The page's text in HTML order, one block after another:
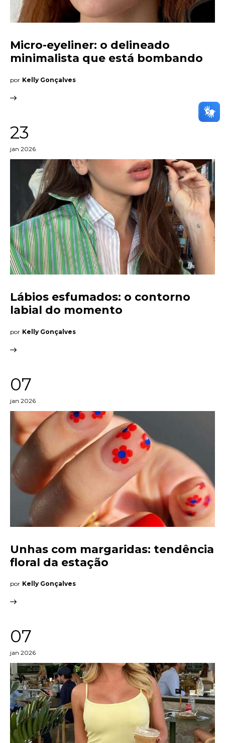
Micro-eyeliner: o delineado
minimalista que está bombando
por Kelly Gonçalves
23
jan 2026
Lábios esfumados: o contorno
labial do momento
por Kelly Gonçalves
07
jan 2026
Unhas com margaridas: tendência
floral da estação
por Kelly Gonçalves
07
jan 2026